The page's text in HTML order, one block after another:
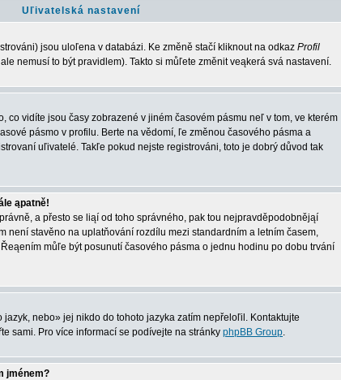
Uľivatelská nastavení
jsou uloľena v databázi. Ke změně stačí kliknout na odkaz Profil
nemusí to být pravidlem). Takto si můľete změnit veąkerá svá nastavení.
co vidíte jsou časy zobrazené v jiném časovém pásmu neľ v tom, ve kterém
pásmo v profilu. Berte na vědomí, ľe změnou časového pásma a
uľivatelé. Takľe pokud nejste registrováni, toto je dobrý důvod tak
ąpatně!
a přesto se liąí od toho správného, pak tou nejpravděpodobnějąí
není stavěno na uplatňování rozdílu mezi standardním a letním časem,
můľe být posunutí časového pásma o jednu hodinu po dobu trvání
nebo» jej nikdo do tohoto jazyka zatím nepřeloľil. Kontaktujte
sami. Pro více informací se podívejte na stránky phpBB Group.
jménem?